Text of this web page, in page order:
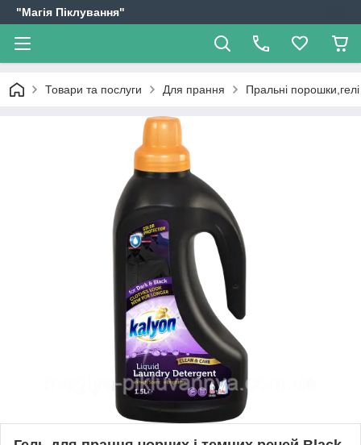
"Магія Піклування"
Товари та послуги Для прання Пральні порошки,гелі